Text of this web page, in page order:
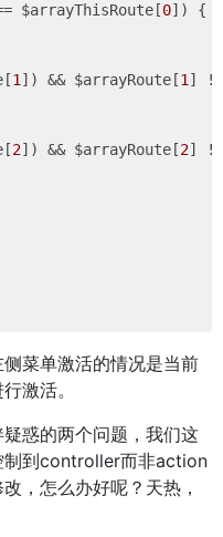
$arrayThisRoute[0]) {
1 ]) && $arrayRoute[1 ]
2]) && $arrayRoute[2]
菜单激活的情况是当前
激活。
惑的两个问题，我们这
制到controller而非action
，怎么办好呢？天热，